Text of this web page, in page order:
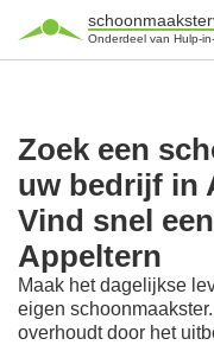
Onderdeel van Hulp-
Zoek een
uw bedrijf in
Vind snel
Appeltern
Maak het dagelijkse
eigen
overhoudt door het